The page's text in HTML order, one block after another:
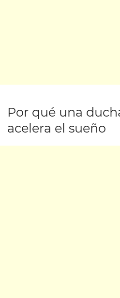
Por qué una
acelera el sueño